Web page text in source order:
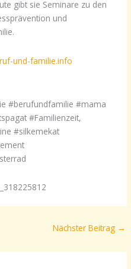
gibt sie Seminare zu den
und
und-familie.info
#berufundfamilie #mama
#Familienzeit,
#silkemekat
Nächster Beitrag →